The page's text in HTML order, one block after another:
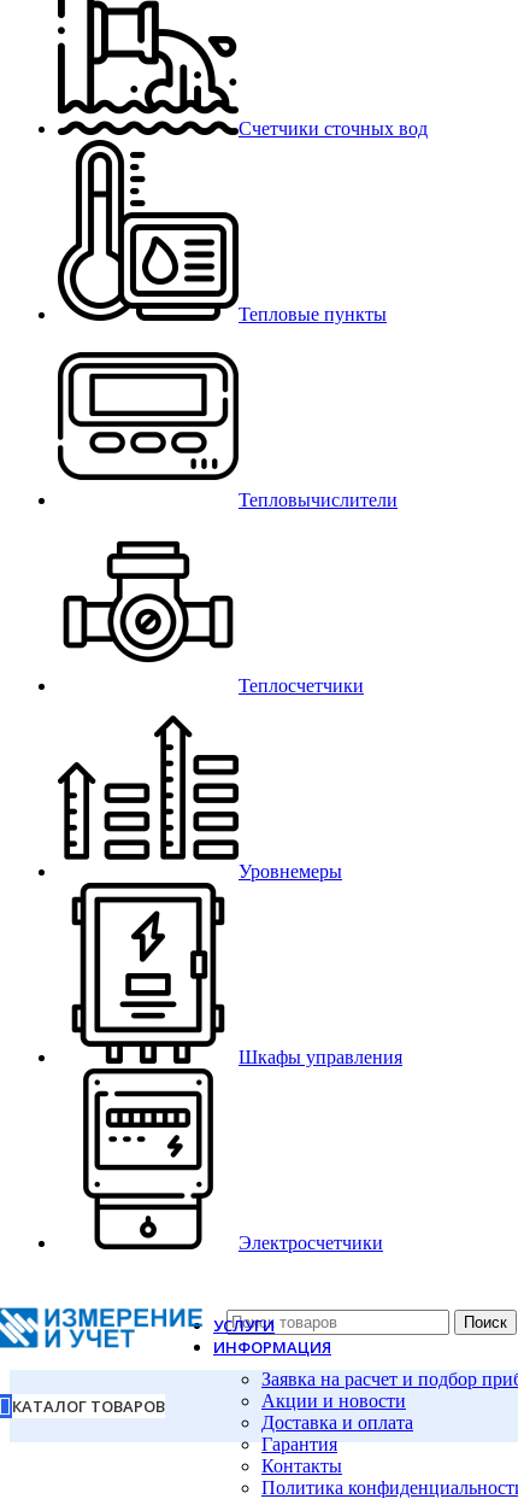
Счетчики сточных вод
Тепловые пункты
Тепловычислители
Теплосчетчики
Уровнемеры
Шкафы управления
Электросчетчики
Поиск
КАТАЛОГ ТОВАРОВ
УСЛУГИ
ИНФОРМАЦИЯ
Заявка на расчет и подбор
Акции и новости
Доставка и оплата
Гарантия
Контакты
Политика